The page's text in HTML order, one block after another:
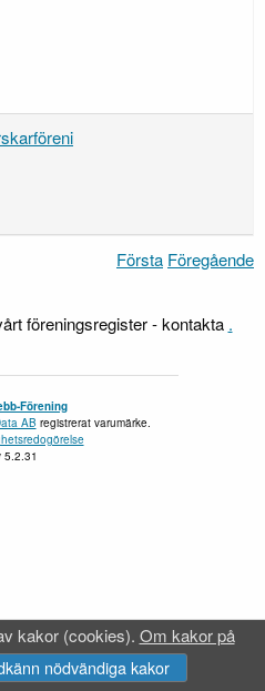
Första Föregående
föreningsregister - kontakta .
Förening
AB registrerat varumärke.
5.2.31
kakor (cookies). Om kakor på
nödvändiga kakor